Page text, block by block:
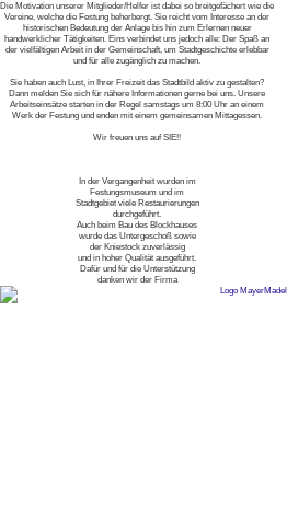
Die Motivation unserer Mitglieder/Helfer ist dabei so breitgefächert wie die
Vereine, welche die Festung beherbergt. Sie reicht vom Interesse an der
historischen Bedeutung der Anlage bis hin zum Erlernen neuer
handwerklicher Tätigkeiten. Eins verbindet uns jedoch alle: Der Spaß an
der vielfältigen Arbeit in der Gemeinschaft, um Stadtgeschichte erlebbar
und für alle zugänglich zu machen.
Sie haben auch Lust, in Ihrer Freizeit das Stadtbild aktiv zu gestalten?
Dann melden Sie sich für nähere Informationen gerne bei uns. Unsere
Arbeitseinsätze starten in der Regel samstags um 8:00 Uhr an einem
Werk der Festung und enden mit einem gemeinsamen Mittagessen.
Wir freuen uns auf SIE!!
In der Vergangenheit wurden im
Festungsmuseum und im
Stadtgebiet viele Restaurierungen
durchgeführt.
Auch beim Bau des Blockhauses
wurde das Untergeschoß sowie
der Kniestock zuverlässig
und in hoher Qualität ausgeführt.
Dafür und für die Unterstützung
danken wir der Firma